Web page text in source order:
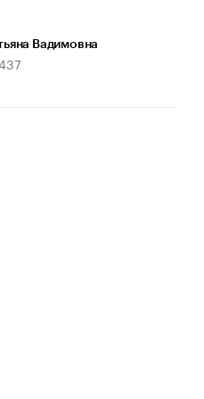
Вадимовна